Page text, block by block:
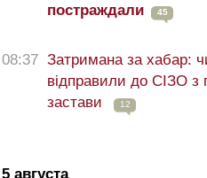
постраждали 45
08:37 Затримана за хабар:
відправили до СІЗО з
застави
12
5 августа